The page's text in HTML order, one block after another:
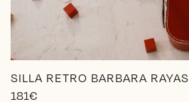
SILLA RETRO BARBARA RAYAS
181€